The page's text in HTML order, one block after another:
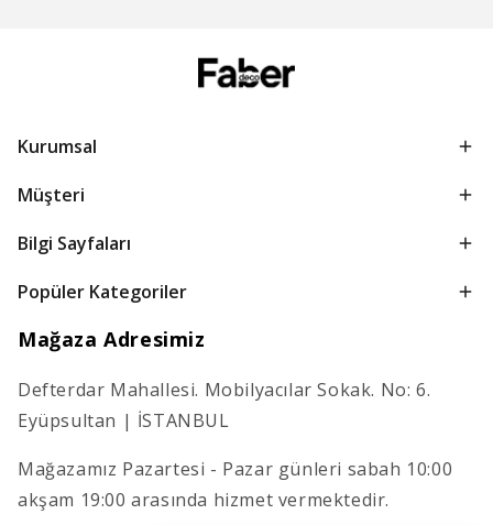
Kurumsal
Müşteri
Bilgi Sayfaları
Popüler Kategoriler
Mağaza Adresimiz
Defterdar Mahallesi. Mobilyacılar Sokak. No: 6.
Eyüpsultan | İSTANBUL
Mağazamız Pazartesi - Pazar günleri sabah 10:00
akşam 19:00 arasında hizmet vermektedir.